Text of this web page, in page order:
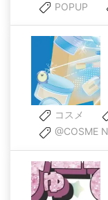
POPUP
コスメ
@COSME